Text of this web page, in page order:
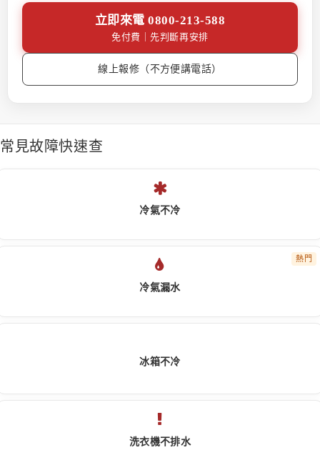
立即來電 0800-213-588
免付費｜先判斷再安排
線上報修（不方便講電話）
常見故障快速查
冷氣不冷
冷氣漏水
熱門
冰箱不冷
洗衣機不排水